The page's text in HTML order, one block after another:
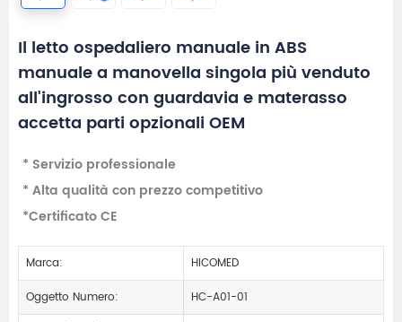
Il letto ospedaliero manuale in ABS
manuale a manovella singola più venduto
all'ingrosso con guardavia e materasso
accetta parti opzionali OEM
* Servizio professionale
* Alta qualità con prezzo competitivo
*Certificato CE
Marca:
HICOMED
Oggetto Numero:
HC-A01-01